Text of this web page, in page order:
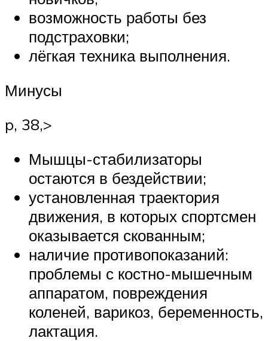
возможность работы без
подстраховки;
лёгкая техника выполнения.
Минусы
p, 38,>
Мышцы-стабилизаторы
остаются в бездействии;
установленная траектория
движения, в которых спортсмен
оказывается скованным;
наличие противопоказаний:
проблемы с костно-мышечным
аппаратом, повреждения
коленей, варикоз, беременность,
лактация.